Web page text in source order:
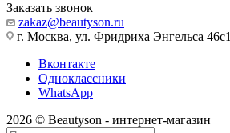
Заказать звонок
zakaz@beautyson.ru
г. Москва, ул. Фридриха Энгельса 46с1
Вконтакте
Одноклассники
WhatsApp
2026 © Beautyson - интернет-магазин